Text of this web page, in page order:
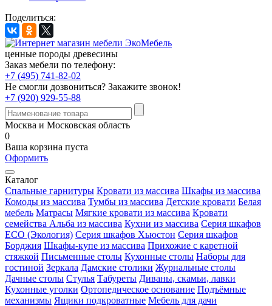
Поделиться:
ценные породы древесины
Заказ мебели по телефону:
+7 (495) 741-82-02
Не смогли дозвониться? Закажите звонок!
+7 (920) 929-55-88
Москва и Московская область
0
Ваша корзина пуста
Оформить
Каталог
Спальные гарнитуры Кровати из массива Шкафы из массива
Комоды из массива Тумбы из массива Детские кровати Белая
мебель Матрасы Мягкие кровати из массива Кровати
семейства Альба из массива Кухни из массива Серия шкафов
ECO (Экология) Серия шкафов Хьюстон Серия шкафов
Борджия Шкафы-купе из массива Прихожие с каретной
стяжкой Письменные столы Кухонные столы Наборы для
гостиной Зеркала Дамские столики Журнальные столы
Дачные столы Стулья Табуреты Диваны, скамьи, лавки
Кухонные уголки Ортопедическое основание Подъёмные
механизмы Ящики подкроватные Мебель для дачи